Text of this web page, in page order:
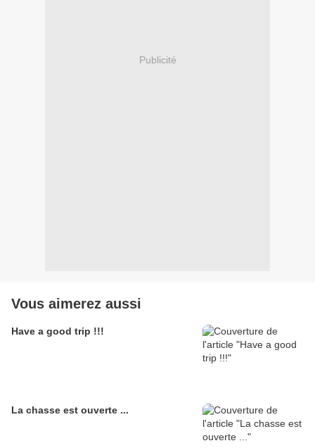
Publicité
Vous aimerez aussi
Have a good trip !!!
La chasse est ouverte ...